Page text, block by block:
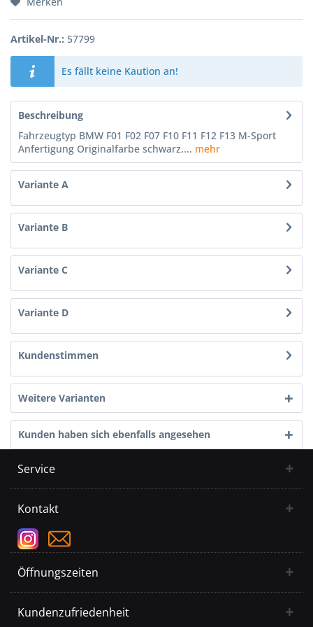
Artikel-Nr.: 57799
Es fällt keine Kaution an!
Beschreibung
Fahrzeugtyp BMW F01 F02 F07 F10 F11 F12 F13 M-Sport
Anfertigung Originalfarbe schwarz,... mehr
Variante A
Variante B
Variante C
Variante D
Kundenstimmen
Weitere Varianten
Kunden haben sich ebenfalls angesehen
Service
Kontakt
Öffnungszeiten
Kundenzufriedenheit